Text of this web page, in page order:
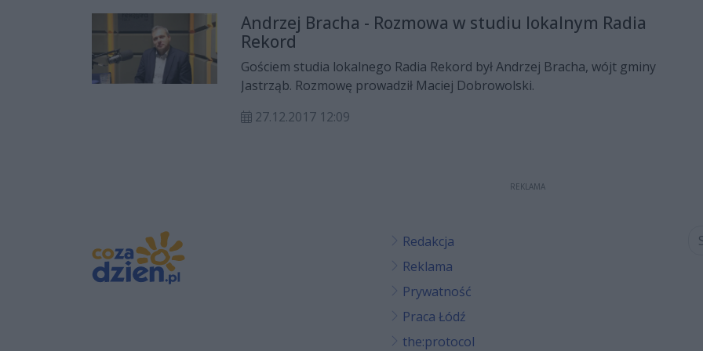
Andrzej Bracha - Rozmowa w studiu lokalnym Radia
Rekord
Gościem studia lokalnego Radia Rekord był Andrzej Bracha, wójt gminy
Jastrząb. Rozmowę prowadził Maciej Dobrowolski.
27.12.2017 12:09
REKLAMA
Redakcja
Reklama
Prywatność
Praca Łódź
the:protocol